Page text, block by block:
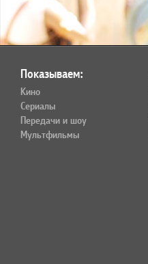
Показываем:
Кино
Сериалы
Передачи и шоу
Мультфильмы